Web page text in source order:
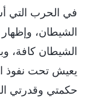
في الحرب التي
الشيطان،
الشيطان كافة،
يعيش تحت نفوذ
حكمتي وقدرتي